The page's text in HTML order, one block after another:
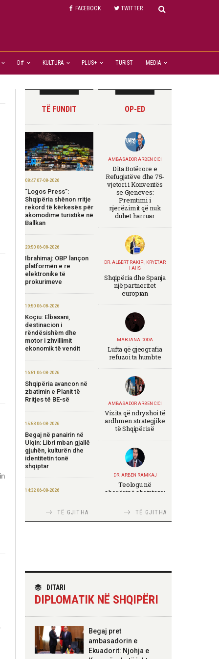
FACEBOOK TWITTER
D# KULTURA PLUS+ TURIST MEDIA
TË FUNDIT
08:47 07-08-2026
“Logos Press”:
Shqipëria shënon rritje
rekord të kërkesës për
akomodime turistike në
Ballkan
20:50 06-08-2026
Ibrahimaj: OBP lançon
platformën e re
elektronike të
prokurimeve
19:50 06-08-2026
Koçiu: Elbasani,
destinacion i
rëndësishëm dhe
motor i zhvillimit
ekonomik të vendit
16:51 06-08-2026
Shqipëria avancon në
zbatimin e Planit të
Rritjes të BE-së
15:53 06-08-2026
Begaj në panairin në
Ulqin: Libri mban gjallë
gjuhën, kulturën dhe
identitetin tonë
shqiptar
14:32 06-08-2026
Besim, empati,
shërbim, angazhim
muaj
Ministria e Financave
nis përgatitjet për
Eurobondin e ri
TË GJITHA
OP-ED
AMBASADOR ARBEN CICI
Dita Botërore e
Refugjatëve dhe 75-
vjetori i Konventës
së Gjenevës:
Premtimi i
njerëzimit që nuk
duhet harruar
DR. ALBERT RAKIPI, KRYETAR
I AIIS
Shqipëria dhe Spanja
një partneritet
europian
MARJANA DODA
Lufta që gjeografia
refuzoi ta humbte
AMBASADOR ARBEN CICI
Vizita që ndryshoi të
ardhmen strategjike
të Shqipërisë
DR. ARBEN RAMKAJ
Teologu në
shoqërinë shqiptare:
fetar dhe angazhimit
publik
Italia Strategjike —
“Shqipëria në BE,
projekt më i madh se
amaneti i
TË GJITHA
DITARI
DIPLOMATIK NË SHQIPËRI
Begaj pret
ambasadorin e
Ekuadorit: Njohja e